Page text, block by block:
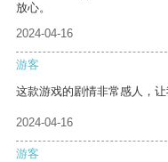
放心。
2024-04-16
游客
这款游戏的剧情非常感人，让
2024-04-16
游客